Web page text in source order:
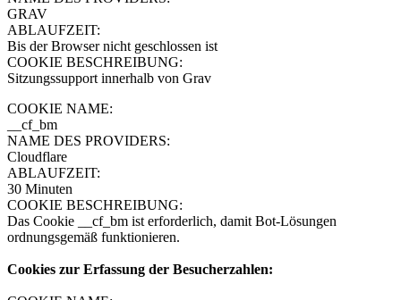
GRAV
ABLAUFZEIT:
Bis der Browser nicht geschlossen ist
COOKIE BESCHREIBUNG:
Sitzungssupport innerhalb von Grav
COOKIE NAME:
__cf_bm
NAME DES PROVIDERS:
Cloudflare
ABLAUFZEIT:
30 Minuten
COOKIE BESCHREIBUNG:
Das Cookie __cf_bm ist erforderlich, damit Bot-Lösungen
ordnungsgemäß funktionieren.
Cookies zur Erfassung der Besucherzahlen: